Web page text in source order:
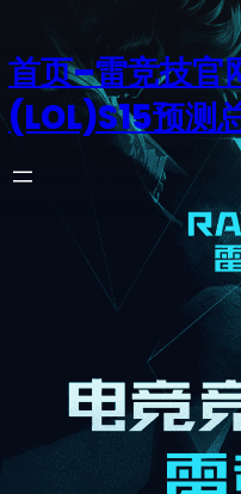
首页–雷竞技官
(LOL)S15预测